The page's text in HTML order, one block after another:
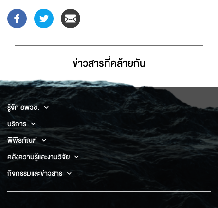
ข่าวสารที่่คล้ายกัน
รู้จัก อพวช.
บริการ
พิพิธภัณฑ์
คลังความรู้และงานวิจัย
กิจกรรมและข่าวสาร